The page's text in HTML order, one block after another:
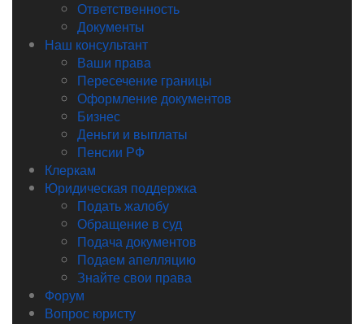
Ответственность
Документы
Наш консультант
Ваши права
Пересечение границы
Оформление документов
Бизнес
Деньги и выплаты
Пенсии РФ
Клеркам
Юридическая поддержка
Подать жалобу
Обращение в суд
Подача документов
Подаем апелляцию
Знайте свои права
Форум
Вопрос юристу